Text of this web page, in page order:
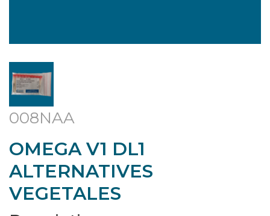
008NAA
OMEGA V1 DL1
ALTERNATIVES
VEGETALES